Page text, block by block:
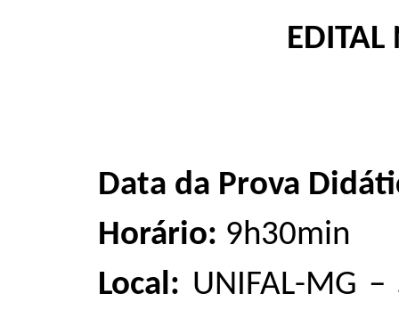
Data da Prova
Horário: 9h30min
Local: UNIFAL-MG